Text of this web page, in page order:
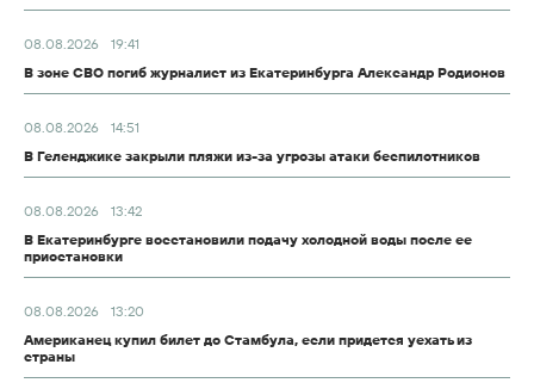
08.08.2026
19:41
В зоне СВО погиб журналист из Екатеринбурга Александр Родионов
08.08.2026
14:51
В Геленджике закрыли пляжи из-за угрозы атаки беспилотников
08.08.2026
13:42
В Екатеринбурге восстановили подачу холодной воды после ее
приостановки
08.08.2026
13:20
Американец купил билет до Стамбула, если придется уехать из
страны